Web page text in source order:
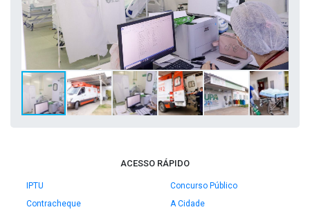
ACESSO RÁPIDO
IPTU
Concurso Público
Contracheque
A Cidade